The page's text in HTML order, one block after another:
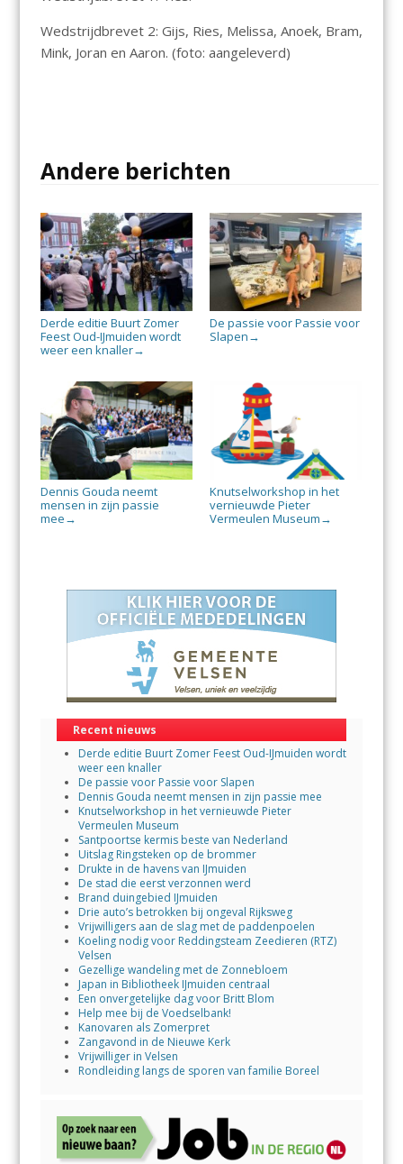
Wedstrijdbrevet 2: Gijs, Ries, Melissa, Anoek, Bram,
Mink, Joran en Aaron. (foto: aangeleverd)
Andere berichten
Derde editie Buurt Zomer
Feest Oud-IJmuiden wordt
weer een knaller→
De passie voor Passie voor
Slapen →
Dennis Gouda neemt
mensen in zijn passie
mee →
Knutselworkshop in het
vernieuwde Pieter
Vermeulen Museum →
Recent nieuws
Derde editie Buurt Zomer Feest Oud-IJmuiden wordt
weer een knaller
De passie voor Passie voor Slapen
Dennis Gouda neemt mensen in zijn passie mee
Knutselworkshop in het vernieuwde Pieter
Vermeulen Museum
Santpoortse kermis beste van Nederland
Uitslag Ringsteken op de brommer
Drukte in de havens van IJmuiden
De stad die eerst verzonnen werd
Brand duingebied IJmuiden
Drie auto’s betrokken bij ongeval Rijksweg
Vrijwilligers aan de slag met de paddenpoelen
Koeling nodig voor Reddingsteam Zeedieren (RTZ)
Velsen
Gezellige wandeling met de Zonnebloem
Japan in Bibliotheek IJmuiden centraal
Een onvergetelijke dag voor Britt Blom
Help mee bij de Voedselbank!
Kanovaren als Zomerpret
Zangavond in de Nieuwe Kerk
Vrijwilliger in Velsen
Rondleiding langs de sporen van familie Boreel